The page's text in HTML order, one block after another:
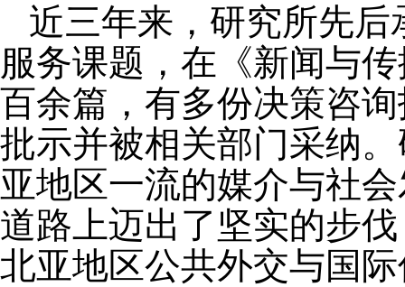
近三年来，研究所先
服务课题，在《新闻与
百余篇，有多份决策咨
批示并被相关部门采纳
亚地区一流的媒介与社
道路上迈出了坚实的步
北亚地区公共外交与国